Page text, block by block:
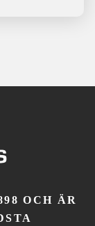
OCH ÄR